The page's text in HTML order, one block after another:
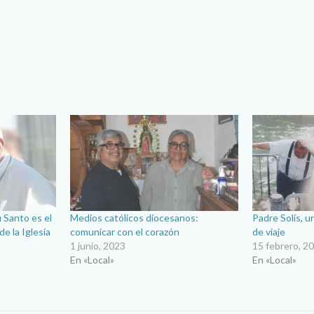
Santo es el
la Iglesia
Medios católicos diocesanos:
comunicar con el corazón
1 junio, 2023
En «Local»
Padre Solís,
de viaje
15 febrero,
En «Local»